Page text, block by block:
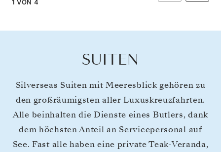
1 VON 4
SUITEN
Silverseas Suiten mit Meeresblick gehören zu
den großräumigsten aller Luxuskreuzfahrten.
Alle beinhalten die Dienste eines Butlers, dank
dem höchsten Anteil an Servicepersonal auf
See. Fast alle haben eine private Teak-Veranda,